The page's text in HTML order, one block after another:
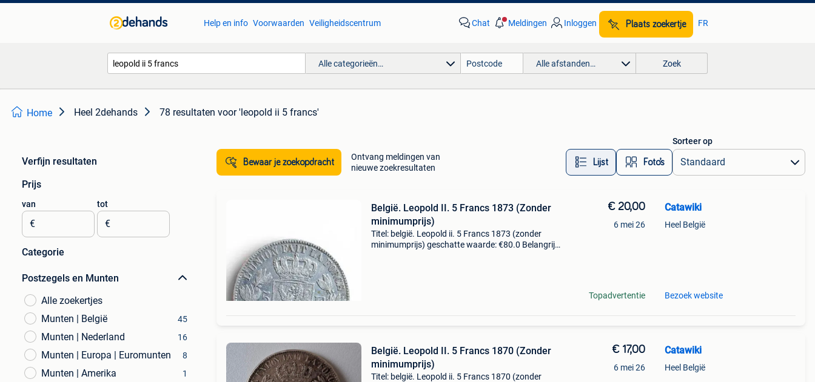
Help en info Voorwaarden Veiligheidscentrum Chat Meldingen Inloggen Plaats zoekertje FR
Alle categorieën… Alle afstanden… Zoek
Home Heel 2dehands 78 resultaten voor 'leopold ii 5 francs'
Verfijn resultaten
Prijs
van
€
tot
€
Categorie
Postzegels en Munten
Alle zoekertjes
Munten | België
45
Munten | Nederland 16
Munten | Europa | Euromunten 8
Munten | Amerika 1
Bewaar je zoekopdracht
Ontvang meldingen van
nieuwe zoekresultaten
Lijst Foto’s
Sorteer op
België. Leopold II. 5 Francs 1873 (Zonder
minimumprijs)
Titel: belgië. Leopold ii. 5 Francs 1873 (zonder
minimumprijs) geschatte waarde: €80.0 Belangrijk:
€ 20,00
6 mei 26
Topadvertentie
Catawiki
Heel België
Bezoek website
België. Leopold II. 5 Francs 1870 (Zonder
minimumprijs)
Titel: belgië. Leopold ii. 5 Francs 1870 (zonder
€ 17,00
6 mei 26
Catawiki
Heel België